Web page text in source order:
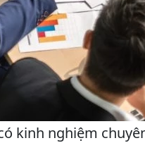
kinh nghiệm